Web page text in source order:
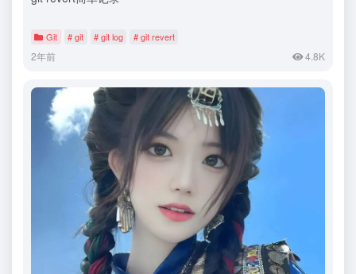
Git # git # git log # git revert
2年前 4.8K